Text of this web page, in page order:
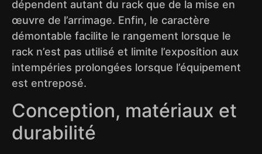
dépendent autant du rack que de la mise en
œuvre de l’arrimage. Enfin, le caractère
démontable facilite le rangement lorsque le
rack n’est pas utilisé et limite l’exposition aux
intempéries prolongées lorsque l’équipement
est entreposé.
Conception, matériaux et
durabilité